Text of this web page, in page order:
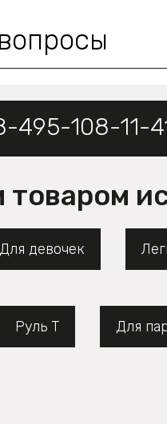
495-108-11-
товаром
Для девочек
Руль Т Для